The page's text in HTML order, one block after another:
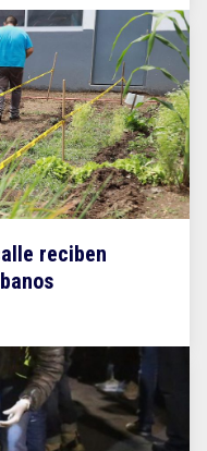
reciben